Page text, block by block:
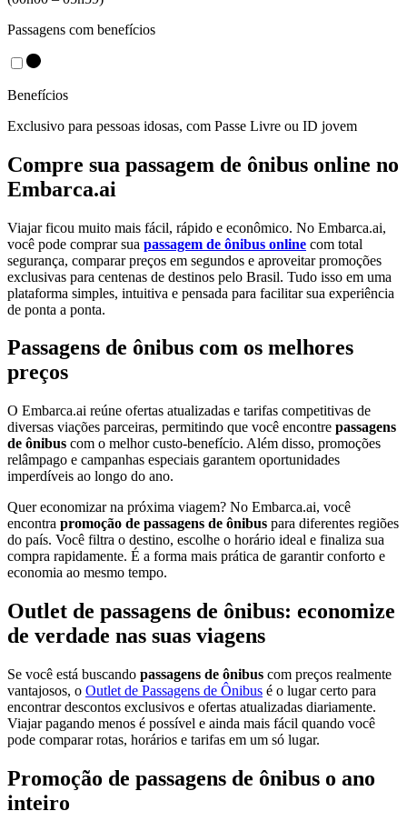
Passagens com benefícios
Benefícios
Exclusivo para pessoas idosas, com Passe Livre ou ID jovem
Compre sua passagem de ônibus online no
Embarca.ai
Viajar ficou muito mais fácil, rápido e econômico. No Embarca.ai,
você pode comprar sua passagem de ônibus online com total
segurança, comparar preços em segundos e aproveitar promoções
exclusivas para centenas de destinos pelo Brasil. Tudo isso em uma
plataforma simples, intuitiva e pensada para facilitar sua experiência
de ponta a ponta.
Passagens de ônibus com os melhores
preços
O Embarca.ai reúne ofertas atualizadas e tarifas competitivas de
diversas viações parceiras, permitindo que você encontre passagens
de ônibus com o melhor custo-benefício. Além disso, promoções
relâmpago e campanhas especiais garantem oportunidades
imperdíveis ao longo do ano.
Quer economizar na próxima viagem? No Embarca.ai, você
encontra promoção de passagens de ônibus para diferentes regiões
do país. Você filtra o destino, escolhe o horário ideal e finaliza sua
compra rapidamente. É a forma mais prática de garantir conforto e
economia ao mesmo tempo.
Outlet de passagens de ônibus: economize
de verdade nas suas viagens
Se você está buscando passagens de ônibus com preços realmente
vantajosos, o Outlet de Passagens de Ônibus é o lugar certo para
encontrar descontos exclusivos e ofertas atualizadas diariamente.
Viajar pagando menos é possível e ainda mais fácil quando você
pode comparar rotas, horários e tarifas em um só lugar.
Promoção de passagens de ônibus o ano
inteiro